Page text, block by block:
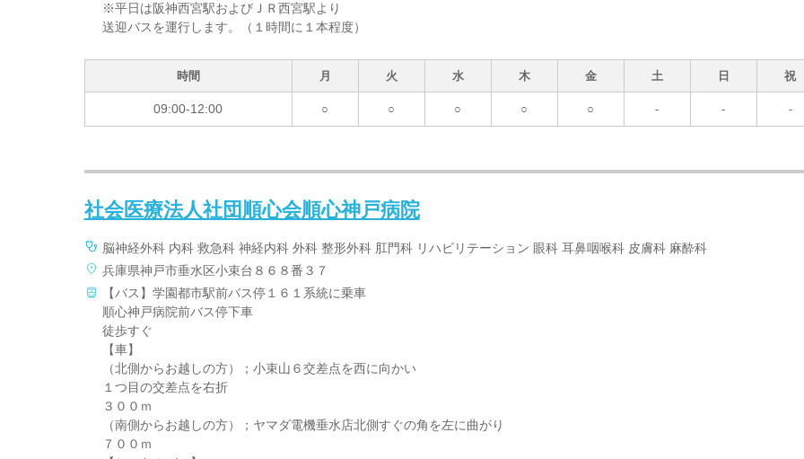
※平日は阪神西宮駅およびＪＲ西宮駅より
送迎バスを運行します。（１時間に１本程度）
時間 月 火 水 木 金 土 日 祝
09:00-12:00 ○ ○ ○ ○ ○ - - -
社会医療法人社団順心会順心神戸病院
脳神経外科 内科 救急科 神経内科 外科 整形外科 肛門科 リハビリテーション 眼科 耳鼻咽喉科 皮膚科 麻酔科
兵庫県神戸市垂水区小束台８６８番３７
【バス】学園都市駅前バス停１６１系統に乗車
順心神戸病院前バス停下車
徒歩すぐ
【車】
（北側からお越しの方）；小束山６交差点を西に向かい
１つ目の交差点を右折
３００ｍ
（南側からお越しの方）；ヤマダ電機垂水店北側すぐの角を左に曲がり
７００ｍ